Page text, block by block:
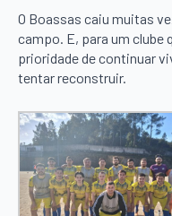
O Boassas caiu muitas
campo. E, para um clube
prioridade de continuar
tentar reconstruir.